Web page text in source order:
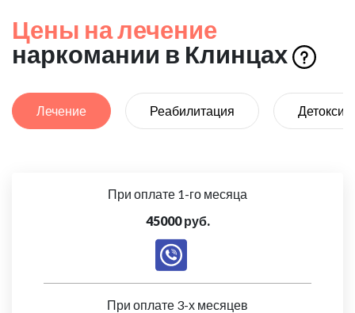
Цены на лечение
наркомании в Клинцах
Лечение Реабилитация
При оплате 1-го месяца
45000 руб.
При оплате 3-х месяцев